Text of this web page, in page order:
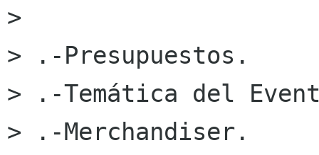
>
> .-Presupuestos.
> .-Temática del
> .-Merchandiser.